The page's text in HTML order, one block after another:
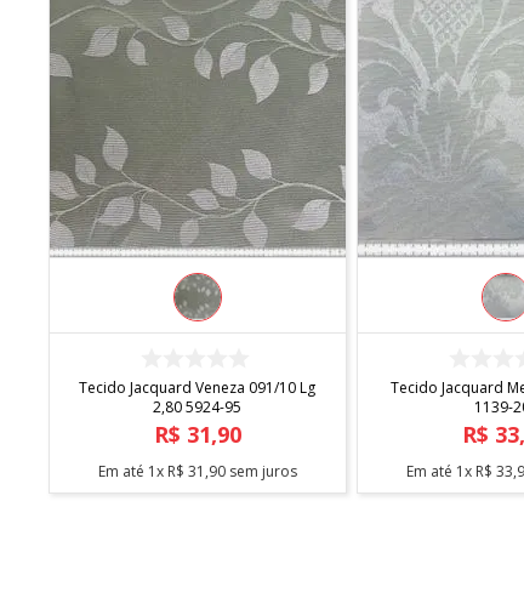
Tecido Jacquard Veneza 091/10 Lg
2,80 5924-95
R$ 31,90
Em até 1x R$ 31 ,90sem juros
Tecido Jacquard
1139-
R$ 33,
Em até 1x R$ 33,